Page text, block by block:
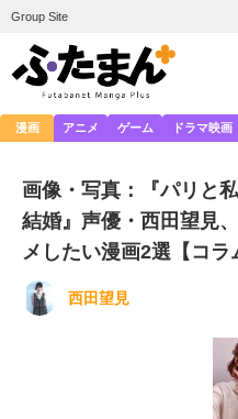
Group Site
漫画 アニメ ゲーム ドラマ映画
画像・写真：『パリと
結婚』声優・西田望見
メしたい漫画2選【コラ
西田望見